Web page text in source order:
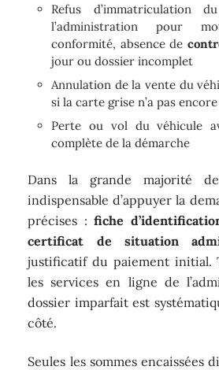
Refus d’immatriculation
l’administration pour
conformité, absence de
jour ou dossier incomplet
Annulation de la vente du
si la carte grise n’a pas
Perte ou vol du véhicule
complète de la démarche
Dans la grande majorité
indispensable d’appuyer la
précises :fiche
certificat de situation
justificatif du paiement initial.
les services en ligne de
dossier imparfait est
côté.
Seules les sommes encaissées